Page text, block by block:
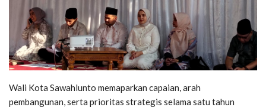
Wali Kota Sawahlunto memaparkan capaian, arah
pembangunan, serta prioritas strategis selama satu tahun